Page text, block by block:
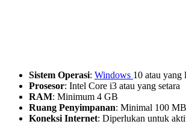
Sistem Operasi: Windows 10 atau yang
Prosesor: Intel Core i3 atau yang setara
RAM: Minimum 4 GB
Ruang Penyimpanan: Minimal 100
Koneksi Internet: Diperlukan untuk